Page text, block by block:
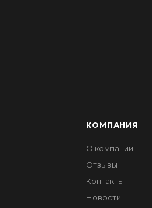
КОМПАНИЯ
О компании
Отзывы
Контакты
Новости